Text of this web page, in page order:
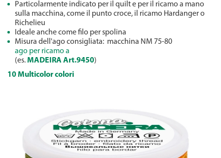
Particolarmente indicato per il quilt e per il ricamo a mano
sulla macchina, come il punto croce, il ricamo Hardanger o
Richelieu
Ideale anche come filo per spolina
Misura dell'ago consigliata:
ago per ricamo a
macchina NM 75-80
(es.MADEIRA Art.9450)
10 Multicolor colori